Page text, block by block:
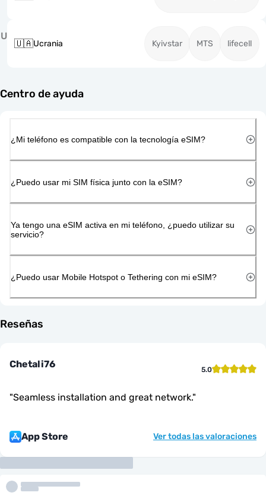
U
🇺🇦Ucrania Kyivstar MTS lifecell
Centro de ayuda
¿Mi teléfono es compatible con la tecnología eSIM?
¿Puedo usar mi SIM física junto con la eSIM?
Ya tengo una eSIM activa en mi teléfono, ¿puedo utilizar su
servicio?
¿Puedo usar Mobile Hotspot o Tethering con mi eSIM?
Reseñas
Chetali76 5.0
"Seamless installation and great network."
App Store Ver todas las valoraciones